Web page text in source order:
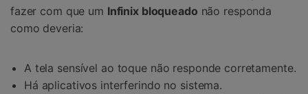
fazer com que um Infinix bloqueado não responda
como deveria:
A tela sensível ao toque não responde corretamente.
Há aplicativos interferindo no sistema.